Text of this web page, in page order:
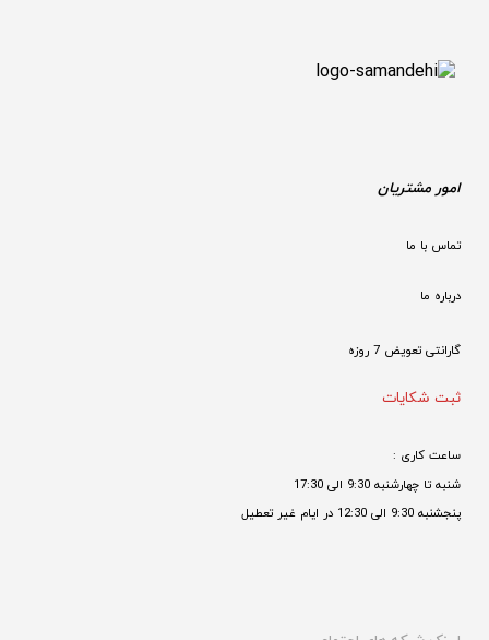
امور مشتریان
تماس با ما
درباره ما
گارانتی تعویض 7 روزه
ثبت شکایات
ساعت کاری :
شنبه تا چهارشنبه 9:30 الی 17:30
پنجشنبه 9:30 الی 12:30 در ایام غیر تعطیل